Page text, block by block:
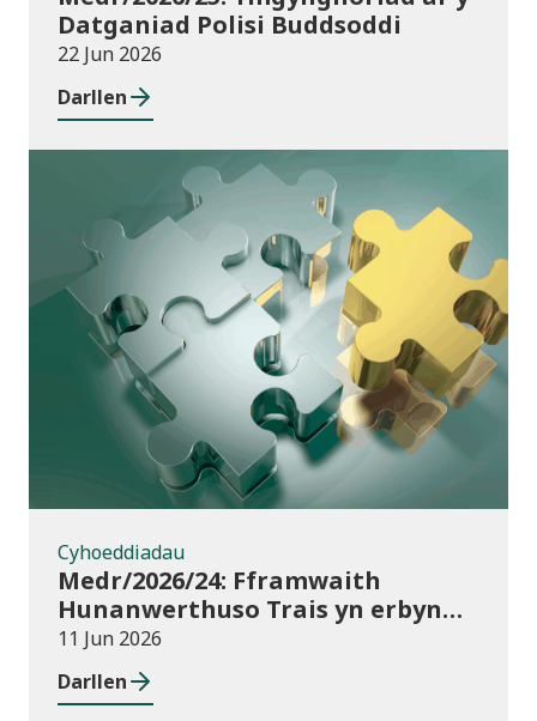
Datganiad Polisi Buddsoddi
22 Jun 2026
Darllen
Cyhoeddiadau
Cyhoeddiadau
Medr/2026/24: Fframwaith
Hunanwerthuso Trais yn erbyn
Menywod, Cam-drin Domestig a
Thrais Rhywiol (VAWDASV) ar
gyfer prifysgolion a darparwyr
11 Jun 2026
Darllen